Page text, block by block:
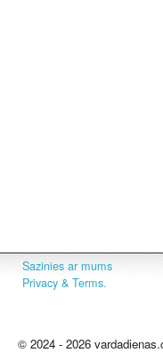
Sazinies ar mums
Privacy & Terms.
© 2024 - 2026